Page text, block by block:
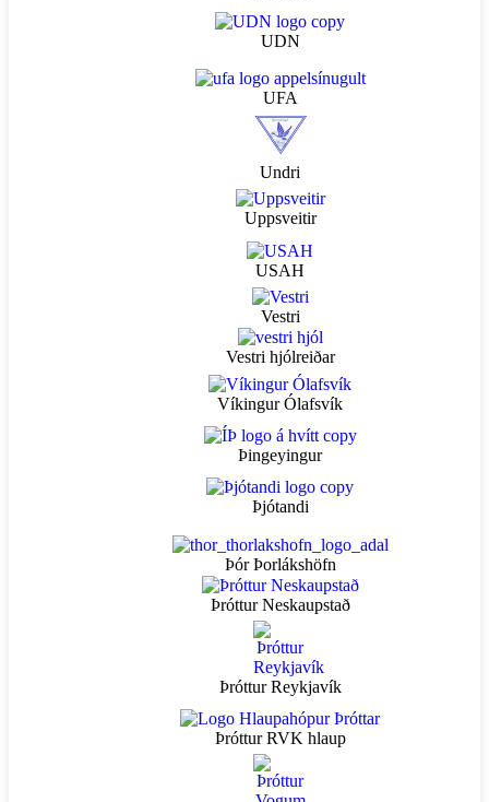
UDN
UFA
Undri
Uppsveitir
USAH
Vestri
Vestri hjólreiðar
Víkingur Ólafsvík
Þingeyingur
Þjótandi
Þór Þorlákshöfn
Þróttur Neskaupstað
Þróttur Reykjavík
Þróttur RVK hlaup